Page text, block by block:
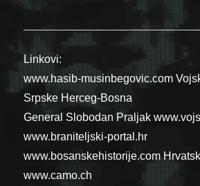
Linkovi:
www.hasib-musinbegovic.com
Srpske Herceg-Bosna
General Slobodan Praljak
www.braniteljski-portal.hr
www.bosanskehistorije.com
www.camo.ch